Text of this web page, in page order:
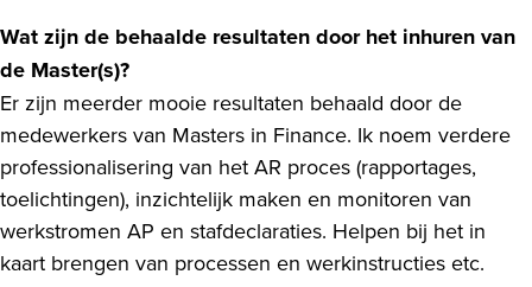
Wat zijn de behaalde resultaten door het inhuren van
de Master(s)?
Er zijn meerder mooie resultaten behaald door de
medewerkers van Masters in Finance. Ik noem verdere
professionalisering van het AR proces (rapportages,
toelichtingen), inzichtelijk maken en monitoren van
werkstromen AP en stafdeclaraties. Helpen bij het in
kaart brengen van processen en werkinstructies etc.